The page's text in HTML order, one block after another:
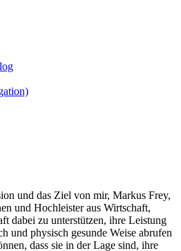
und das Ziel von mir, Markus Frey,
und Hochleister aus Wirtschaft,
dabei zu unterstützen, ihre Leistung
und physisch gesunde Weise abrufen
dass sie in der Lage sind, ihre